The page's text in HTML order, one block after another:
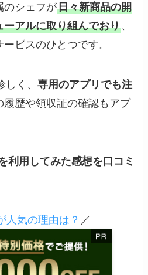
のシェフが日々新商品の開
アルに取り組んでおり、
ビスのひとつです。
しく、専用のアプリでも注
履歴や領収証の確認もアプ
利用してみた感想を口コミ
人気の理由は？ ／